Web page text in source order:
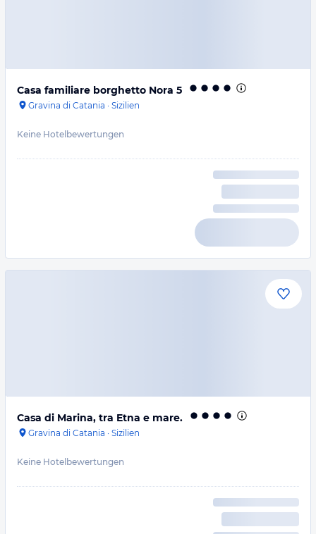
Casa familiare borghetto Nora 5
Gravina di Catania · Sizilien
Keine Hotelbewertungen
Casa di Marina, tra Etna e mare.
Gravina di Catania · Sizilien
Keine Hotelbewertungen